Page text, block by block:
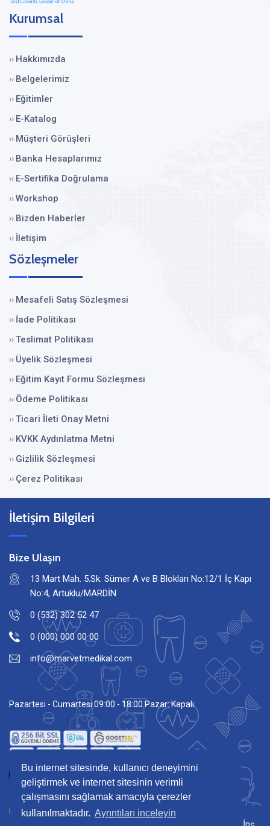
Bu internet sitesinde, kullanıcı deneyimini
geliştirmek ve internet sitesinin verimli
çalışmasını sağlamak amacıyla çerezler
kullanılmaktadır. Ayrıntıları inceleyin
Kurumsal
›› Hakkımızda
›› Belgelerimiz
›› Eğitimler
›› E-Katalog
›› Müşteri Görüşleri
›› Banka Hesaplarımız
›› E-Sertifika Doğrulama
››Workshop
›› Bizden Haberler
›› İletişim
Sözleşmeler
›› Mesafeli Satış Sözleşmesi
›› İade Politikası
››Teslimat Politikası
›› Üyelik Sözleşmesi
›› Eğitim Kayıt Formu Sözleşmesi
›› Ödeme Politikası
››Ticari İleti Onay Metni
›› KVKK Aydınlatma Metni
›› Gizlilik Sözleşmesi
›› Çerez Politikası
İletişim Bilgileri
Bize Ulaşın
13 Mart Mah. 5.Sk. Sümer A ve B Blokları No:12/1 İç Kapı
No:4, Artuklu/MARDİN
0 (532) 302 52 47
0 (000) 000 00 00
info@marvetmedikal.com
Çalışma Saatleri
Pazartesi - Cumartesi 09:00 - 18:00 Pazar: Kapalı